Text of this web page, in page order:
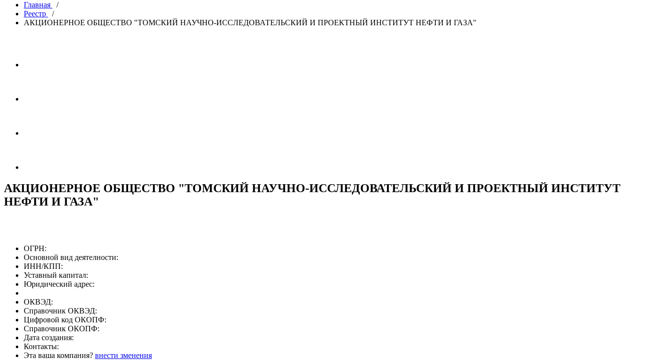
Главная
/
Реестр
/
АКЦИОНЕРНОЕ ОБЩЕСТВО "ТОМСКИЙ НАУЧНО-ИССЛЕДОВАТЕЛЬСКИЙ И ПРОЕКТНЫЙ ИНСТИТУТ НЕФТИ И ГАЗА"
АКЦИОНЕРНОЕ ОБЩЕСТВО "ТОМСКИЙ НАУЧНО-ИССЛЕДОВАТЕЛЬСКИЙ И ПРОЕКТНЫЙ ИНСТИТУТ
НЕФТИ И ГАЗА"
ОГРН:
Основной вид деятелности:
ИНН/КПП:
Уставный капитал:
Юридический адрес:
ОКВЭД:
Справочник ОКВЭД:
Цифровой код ОКОПФ:
Справочник ОКОПФ:
Дата создания:
Контакты:
Эта ваша компания? внести зменения